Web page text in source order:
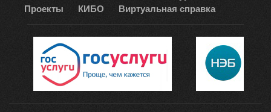
Проекты
КИБО Виртуальная справка